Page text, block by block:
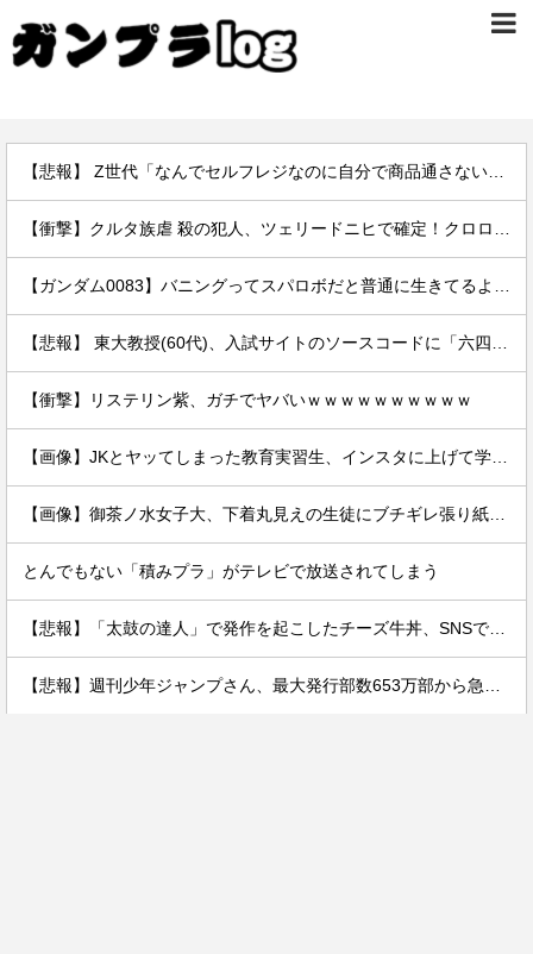
【衝撃】リステリン紫、ガチでヤバいｗｗｗｗｗｗｗｗｗｗ
とんでもない「積みプラ」がテレビで放送されてしまう